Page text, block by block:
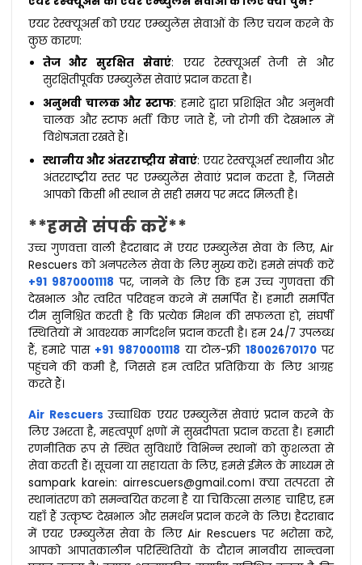
एयर रेस्क्यूअर्स को एयर एम्ब्युलेंस सेवाओं के लिए चयन करने के
कुछ कारण:
तेज और सुरक्षित सेवाएं: एयर रेस्क्यूअर्स तेजी से और
सुरक्षितीपूर्वक एम्ब्युलेंस सेवाएं प्रदान करता है।
अनुभवी चालक और स्टाफ: हमारे द्वारा प्रशिक्षित और अनुभवी
चालक और स्टाफ भर्ती किए जाते हैं, जो रोगी की देखभाल में
विशेषज्ञता रखते हैं।
स्थानीय और अंतरराष्ट्रीय सेवाएं: एयर रेस्क्यूअर्स स्थानीय और
अंतरराष्ट्रीय स्तर पर एम्ब्युलेंस सेवाएं प्रदान करता है, जिससे
आपको किसी भी स्थान से सही समय पर मदद मिलती है।
**हमसे संपर्क करें**
उच्च गुणवत्ता वाली हैदराबाद में एयर एम्ब्युलेंस सेवा के लिए, Air
Rescuers को अनपरलेल सेवा के लिए मुख्य करें। हमसे संपर्क करें
+91 9870001118 पर, जानने के लिए कि हम उच्च गुणवत्ता की
देखभाल और त्वरित परिवहन करने में समर्पित हैं। हमारी समर्पित
टीम सुनिश्चित करती है कि प्रत्येक मिशन की सफलता हो, संघर्षी
स्थितियों में आवश्यक मार्गदर्शन प्रदान करती है। हम 24/7 उपलब्ध
हैं, हमारे पास +91 9870001118 या टोल-फ्री 18002670170पर
पहुंचने की कमी है, जिससे हम त्वरित प्रतिक्रिया के लिए आग्रह
करते हैं।
Air Rescuers उच्चाधिक एयर एम्ब्युलेंस सेवाएं प्रदान करने के
लिए उभरता है, महत्वपूर्ण क्षणों में सुखदीपता प्रदान करता है। हमारी
रणनीतिक रूप से स्थित सुविधाएँ विभिन्न स्थानों को कुशलता से
सेवा करती हैं। सूचना या सहायता के लिए, हमसे ईमेल के माध्यम से
sampark karein: airrescuers@gmail.com। क्या तत्परता से
स्थानांतरण को समन्वयित करना है या चिकित्सा सलाह चाहिए, हम
यहाँ हैं उत्कृष्ट देखभाल और समर्थन प्रदान करने के लिए। हैदराबाद
में एयर एम्ब्युलेंस सेवा के लिए Air Rescuers पर भरोसा करें,
आपको आपातकालीन परिस्थितियों के दौरान मानवीय सान्त्वना